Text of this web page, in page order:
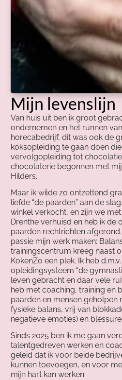
Mijn levenslijn
Van huis uit ben ik groot
ondernemen en het runnen
horecabedrijf, dit was ook de
koksopleiding te gaan doen
vervolgopleiding tot
chocolaterie begonnen met
Hilders.
Maar ik wilde zo ontzettend
liefde “de paarden” aan de
winkel verkocht, en zijn we
Drenthe verhuisd en heb ik de
paarden rechtrichten
passie mijn werk maken:
trainingscentrum kreeg naast
KokenZo een plek. Ik heb
opleidingsysteem “de
leven gebracht en daar vele
heb met coaching, training en
paarden en mensen geholpen
fysieke balans, vrij van
negatieve emoties) en
Sinds 2025 ben ik me gaan
talentgedreven werken en
geleid dat ik voor beide
kunnen toevoegen, en voor
mijn hart kan werken.